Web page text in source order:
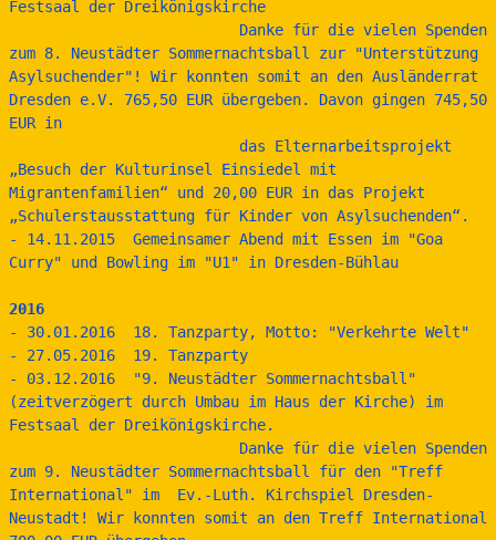
Festsaal der Dreikönigskirche
zum 8. Neustädter Sommernachtsball zur "Unterstützung
Asylsuchender"! Wir konnten somit an den Ausländerrat
Dresden e.V. 765,50 EUR übergeben. Davon gingen 745,50
EUR in
„Besuch der Kulturinsel Einsiedel mit
Migrantenfamilien“ und 20,00 EUR in das Projekt
„Schulerstausstattung für Kinder von Asylsuchenden“.
- 14.11.2015  Gemeinsamer Abend mit Essen im "Goa
Curry" und Bowling im "U1" in Dresden-Bühlau
2016
- 30.01.2016  18. Tanzparty, Motto: "Verkehrte Welt"
- 27.05.2016  19. Tanzparty
- 03.12.2016  "9. Neustädter Sommernachtsball"
(zeitverzögert durch Umbau im Haus der Kirche) im
Festsaal der Dreikönigskirche.
zum 9. Neustädter Sommernachtsball für den "Treff
International" im  Ev.-Luth. Kirchspiel Dresden-
Neustadt! Wir konnten somit an den Treff International